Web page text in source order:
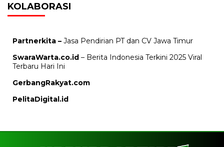
KOLABORASI
Partnerkita – Jasa Pendirian PT dan CV Jawa Timur
SwaraWarta.co.id – Berita Indonesia Terkini 2025 Viral
Terbaru Hari Ini
GerbangRakyat.com
PelitaDigital.id